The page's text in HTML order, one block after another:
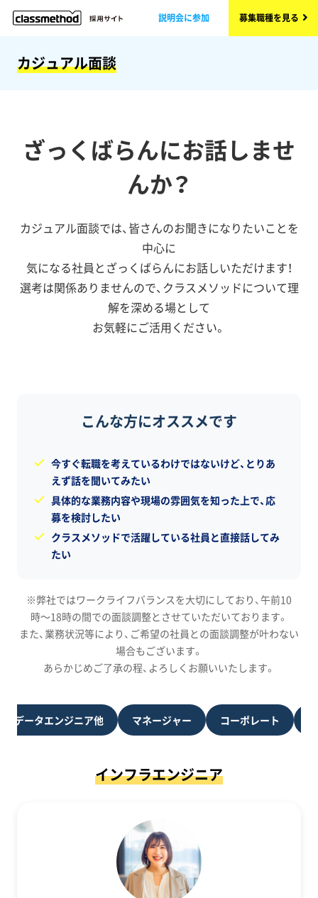
説明会に参加 募集職種を見る
カジュアル面談
ざっくばらんにお話しませ
んか？
カジュアル面談では、皆さんのお聞きになりたいことを
中心に
気になる社員とざっくばらんにお話しいただけます！
選考は関係ありませんので、クラスメソッドについて理
解を深める場として
お気軽にご活用ください。
こんな方にオススメです
今すぐ転職を考えているわけではないけど、とりあ
えず話を聞いてみたい
具体的な業務内容や現場の雰囲気を知った上で、応
募を検討したい
クラスメソッドで活躍している社員と直接話してみ
たい
※弊社ではワークライフバランスを大切にしており、午前10
時〜18時の間での面談調整とさせていただいております。
また、業務状況等により、ご希望の社員との面談調整が叶わない
場合もございます。
あらかじめご了承の程、よろしくお願いいたします。
/データエンジニア他 マネージャー コーポレート
インフラエンジニア